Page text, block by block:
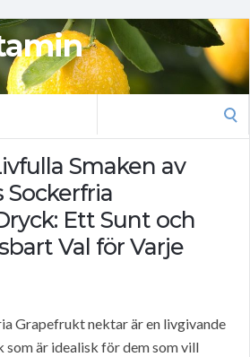
Smaken av
Ett Sunt och
Val för Varje
Grapefrukt nektar är en livgivande
som är idealisk för dem som vill